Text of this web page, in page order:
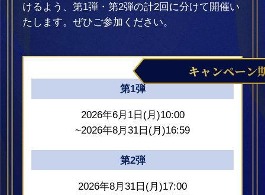
けるよう、第1弾・第2弾の計2回に分けて開催い
たします。ぜひご参加ください。
第1弾
2026年6月1日(月)10:00
~2026年8月31日(月)16:59
第2弾
2026年8月31日(月)17:00